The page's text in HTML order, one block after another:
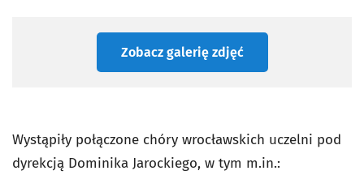
Zobacz galerię zdjęć
Wystąpiły połączone chóry wrocławskich uczelni pod
dyrekcją Dominika Jarockiego, w tym m.in.: